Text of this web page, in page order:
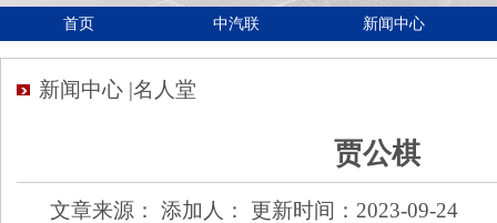
首页 中汽联 新闻中心
新闻中心 |名人堂
贾公棋
文章来源： 添加人： 更新时间：2023-09-24